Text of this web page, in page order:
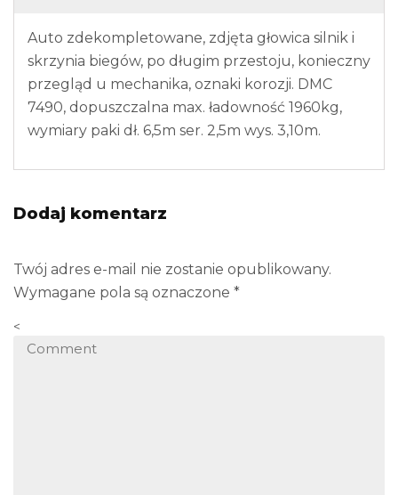
Auto zdekompletowane, zdjęta głowica silnik i
skrzynia biegów, po długim przestoju, konieczny
przegląd u mechanika, oznaki korozji. DMC
7490, dopuszczalna max. ładowność 1960kg,
wymiary paki dł. 6,5m ser. 2,5m wys. 3,10m.
Dodaj komentarz
Twój adres e-mail nie zostanie opublikowany.
Wymagane pola są oznaczone *
<